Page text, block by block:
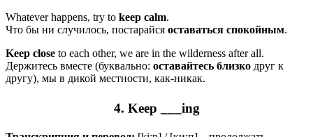
Whatever happens, try to keep calm.
Что бы ни случилось, постарайся оставаться спокойным.
Keep close to each other, we are in the wilderness after all.
Держитесь вместе (буквально: оставайтесь близко друг к
другу), мы в дикой местности, как-никак.
4. Keep ___ing